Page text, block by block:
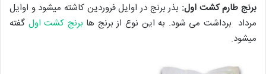
برنج طارم کشت اول: بذر برنج در اوایل فروردین کاشته میشود و اوایل
مرداد برداشت می شود. به این نوع از برنج ها برنج کشت اول گفته
میشود.